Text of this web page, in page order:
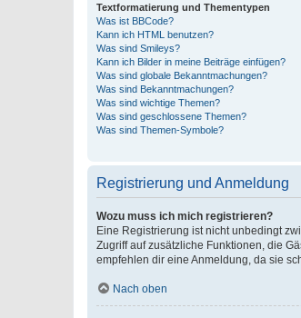
Textformatierung und Thementypen
Was ist BBCode?
Kann ich HTML benutzen?
Was sind Smileys?
Kann ich Bilder in meine Beiträge einfügen?
Was sind globale Bekanntmachungen?
Was sind Bekanntmachungen?
Was sind wichtige Themen?
Was sind geschlossene Themen?
Was sind Themen-Symbole?
Registrierung und Anmeldung
Wozu muss ich mich registrieren?
Eine Registrierung ist nicht unbedingt
Zugriff auf zusätzliche Funktionen, die
empfehlen dir eine Anmeldung, da sie
Nach oben